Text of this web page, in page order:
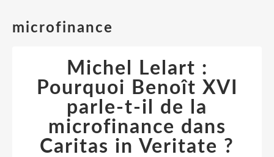
microfinance
Michel Lelart :
Pourquoi Benoît XVI
parle-t-il de la
microfinance dans
Caritas in Veritate ?